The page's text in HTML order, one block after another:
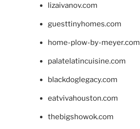
lizaivanov.com
guesttinyhomes.com
home-plow-by-meyer.com
palatelatincuisine.com
blackdoglegacy.com
eatvivahouston.com
thebigshowok.com